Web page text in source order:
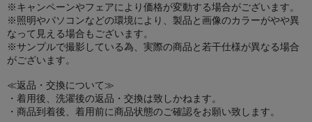
※キャンペーンやフェアにより価格が変動する場合がございます。
※照明やパソコンなどの環境により、製品と画像のカラーがやや異
なって見える場合もございます。
※サンプルで撮影している為、実際の商品と若干仕様が異なる場合
がございます。
≪返品・交換について≫
・着用後、洗濯後の返品・交換は致しかねます。
・商品到着後、着用前に商品状態のご確認をお願い致します。